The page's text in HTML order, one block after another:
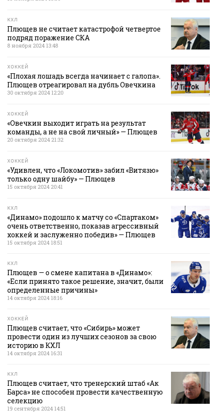
КХЛ
Плющев не считает катастрофой четвертое
подряд поражение СКА
8 ноября 2024 13:48
ХОККЕЙ
«Плохая лошадь всегда начинает с галопа».
Плющев отреагировал на дубль Овечкина
30 октября 2024 12:20
ХОККЕЙ
«Овечкин выходит играть на результат
команды, а не на свой личный» — Плющев
20 октября 2024 21:32
ХОККЕЙ
«Удивлен, что «Локомотив» забил «Витязю»
только одну шайбу» — Плющев
15 октября 2024 20:41
КХЛ
«Динамо» подошло к матчу со «Спартаком»
очень ответственно, показав агрессивный
хоккей и заслуженно победив» — Плющев
15 октября 2024 18:51
КХЛ
Плющев — о смене капитана в «Динамо»:
«Если принято такое решение, значит, были
определенные причины»
14 октября 2024 18:16
ХОККЕЙ
Плющев считает, что «Сибирь» может
провести один из лучших сезонов за свою
историю в КХЛ
14 октября 2024 16:31
КХЛ
Плющев считает, что тренерский штаб «Ак
Барса» не способен провести качественную
селекцию
19 сентября 2024 14:51